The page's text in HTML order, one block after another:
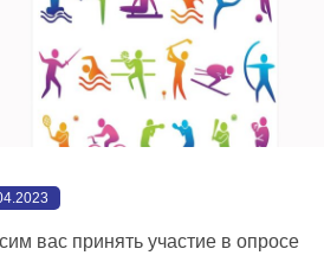
вас принять участие в опросе